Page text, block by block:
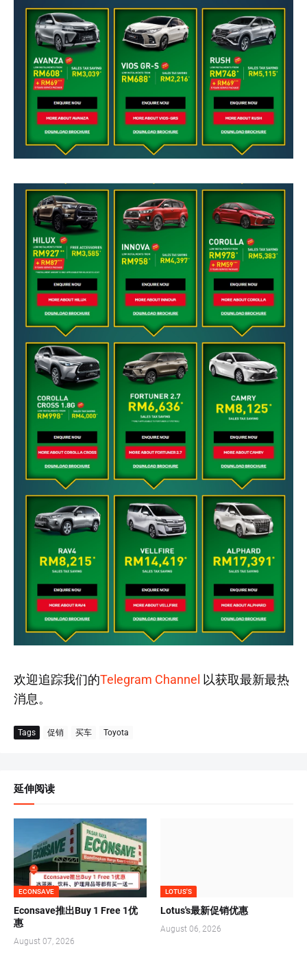
欢迎追踪我们的Telegram Channel 以获取最新最热
消息。
Tags 促销 买车 Toyota
延伸阅读
ECONSAVE
Econsave推出Buy 1 Free 1优
惠
August 07, 2026
LOTUS'S
Lotus's最新促销优惠
August 06, 2026